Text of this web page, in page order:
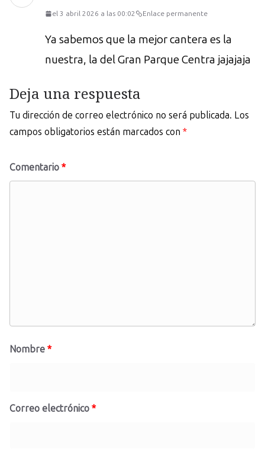
el 3 abril 2026 a las 00:02 Enlace permanente
Ya sabemos que la mejor cantera es la
nuestra, la del Gran Parque Centra jajajaja
Deja una respuesta
Tu dirección de correo electrónico no será publicada. Los
campos obligatorios están marcados con *
Comentario *
Nombre *
Correo electrónico *